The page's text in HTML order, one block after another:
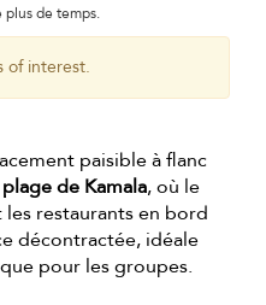
de temps.
of interest.
paisible à flanc
de Kamala, où le
les restaurants en bord
décontractée, idéale
pour les groupes.